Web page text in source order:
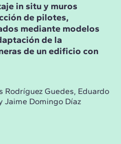
in situ y muros
de pilotes,
mediante modelos
de la
de un edificio con
Rodríguez Guedes, Eduardo
Jaime Domingo Díaz